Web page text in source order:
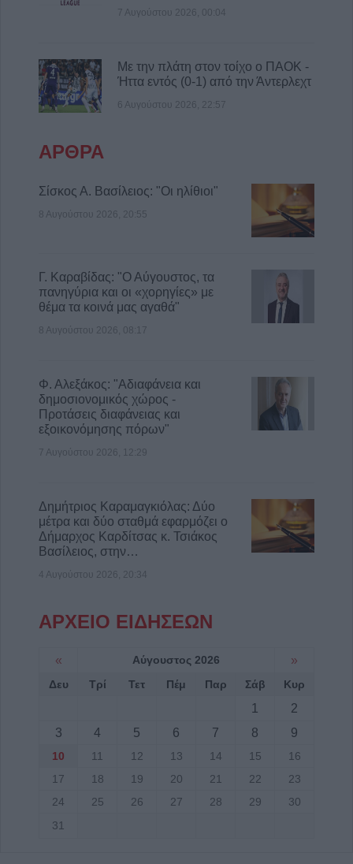
9 Αυγούστου 2026, 09:14
θα γίνουν
9 Αυγούστου 2026, 08:17
9 Αυγούστου 2026, 08:05
Υψηλός κίνδυνος πυρκαγιάς την Κυριακή
(9/8) σε μεγάλο τμήμα του ν. Καρδίτσας και
της υπόλοιπης Θεσσαλίας
7 Αυγούστου 2026, 00:04
Με την πλάτη στον τοίχο ο ΠΑΟΚ -
Ήττα εντός (0-1) από την Άντερλεχτ
6 Αυγούστου 2026, 22:57
ΑΡΘΡΑ
Σίσκος Α. Βασίλειος: "Οι ηλίθιοι"
8 Αυγούστου 2026, 20:55
Γ. Καραβίδας: "Ο Αύγουστος, τα
πανηγύρια και οι «χορηγίες» με
θέμα τα κοινά μας αγαθά"
8 Αυγούστου 2026, 08:17
Φ. Αλεξάκος: "Αδιαφάνεια και
δημοσιονομικός χώρος -
Προτάσεις διαφάνειας και
εξοικονόμησης πόρων"
7 Αυγούστου 2026, 12:29
Δημήτριος Καραμαγκιόλας: Δύο
μέτρα και δύο σταθμά εφαρμόζει ο
Δήμαρχος Καρδίτσας κ. Τσιάκος
Βασίλειος, στην…
4 Αυγούστου 2026, 20:34
ΑΡΧΕΙΟ ΕΙΔΗΣΕΩΝ
« Αύγουστος 2026 »
Δευ Τρί Τετ Πέμ Παρ Σάβ Κυρ
1
2
3
4 5 6 7 8 9
10 11 12 13 14 15
16
17
18 19 20 21 22
23
24
25 26 27 28 29
30
31